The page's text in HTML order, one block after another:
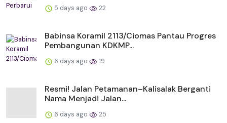
5 days ago 22
Babinsa Koramil 2113/Ciomas Pantau Progres
Pembangunan KDKMP...
6 days ago 19
Resmi! Jalan Petamanan–Kalisalak Berganti
Nama Menjadi Jalan...
6 days ago 25